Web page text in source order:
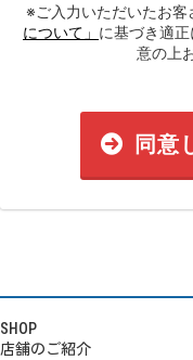
※ご入力いただいたお客
について」 に基づき適
意の上
同意
SHOP
店舗のご紹介